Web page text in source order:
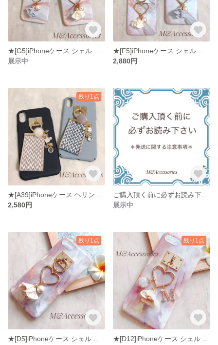
展示中
2,880円
残り1点
2,580円
展示中
残り1点 残り1点